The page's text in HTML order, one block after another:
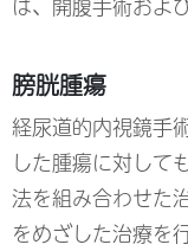
は、開腹手術およ
膀胱腫瘍
経尿道的内視鏡手
した腫瘍に対して
法を組み合わせた
をめざした治療を